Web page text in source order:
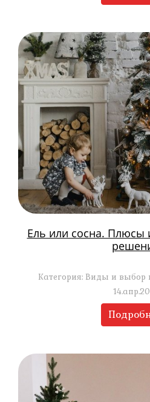
Ель или сосна. Плюсы
Категория: Виды и выбор